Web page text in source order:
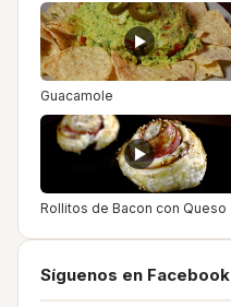
Guacamole
Rollitos de Bacon con Queso
Síguenos en Facebook